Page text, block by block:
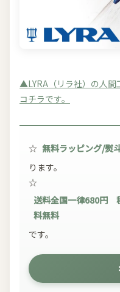
▲LYRA（リラ社）の人間
コチラです。
☆ 無料ラッピング/熨
ります。
☆
送料全国一律680円
料無料
です。